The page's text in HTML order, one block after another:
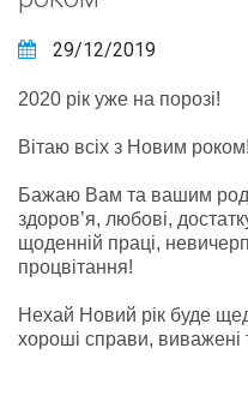
29/12/2019
2020 рік уже на порозі!
Вітаю всіх з Новим роком!
Бажаю Вам та вашим
здоров’я, любові,
щоденній праці,
процвітання!
Нехай Новий рік буде
хороші справи, виважені